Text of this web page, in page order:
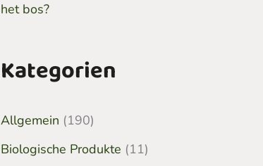
het bos?
Kategorien
Allgemein (190)
Biologische Produkte (11)